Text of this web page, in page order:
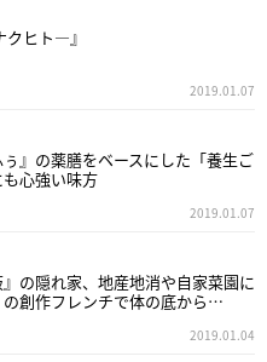
ヒト―』
2019.01.07
』の薬膳をベースにした「養生ご
心強い味方
2019.01.07
』の隠れ家、地産地消や自家菜園に
創作フレンチで体の底から…
2019.01.04